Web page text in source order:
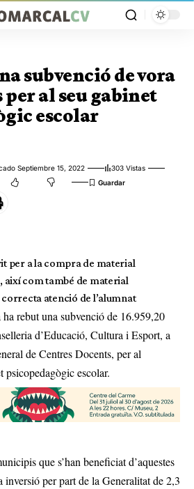
subvenció de vora
per al seu gabinet
escolar
Septiembre 15, 2022
303 Vistas
per a la compra de material
així com també de material
atenció de l’alumnat
rebut una subvenció de 16.959,20
d’Educació, Cultura i Esport, a
de Centres Docents, per al
psicopedagògic escolar.
que s’han beneficiat d’aquestes
inversió per part de la Generalitat de 2,3